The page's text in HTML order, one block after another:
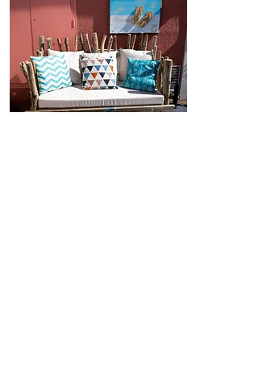
divers plats méditerranéens.